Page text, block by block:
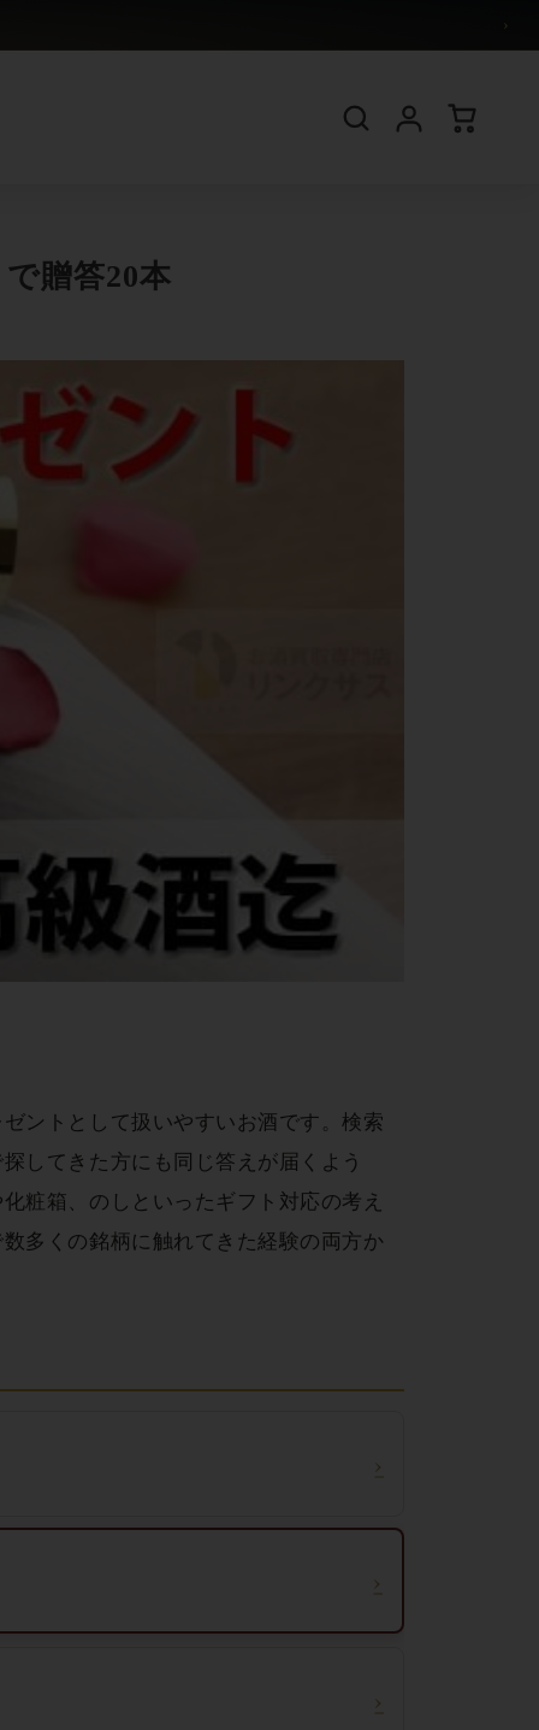
›
贈答20本
ントとして扱いやすいお酒です。検索
してきた方にも同じ答えが届くよう
粧箱、のしといったギフト対応の考え
多くの銘柄に触れてきた経験の両方か
›
›
›